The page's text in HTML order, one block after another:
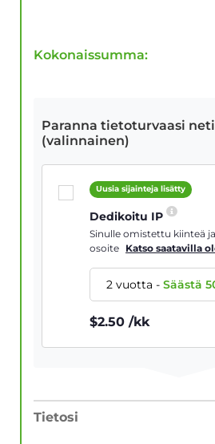
Kokonaissumma:
Paranna tietoturvaasi
(valinnainen)
Uusia sijainteja lisätty
Dedikoitu IP
Sinulle omistettu kiinteä
osoite Katso saatavilla
2 vuotta-Säästä
$2.50 /kk
Tietosi